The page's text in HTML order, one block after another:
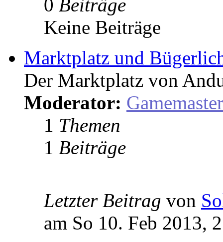
0 Beiträge
Keine Beiträge
Marktplatz und
Der Marktplatz von
Moderator: Gamemaster
1 Themen
1 Beiträge
Letzter Beitrag von
am So 10. Feb 2013,